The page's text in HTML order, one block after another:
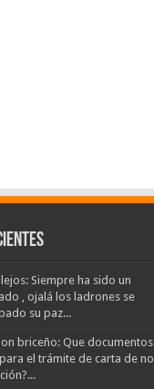
Siempre ha sido un
, ojalá los ladrones se
su paz...
briceño: Que documentos
el trámite de carta de no